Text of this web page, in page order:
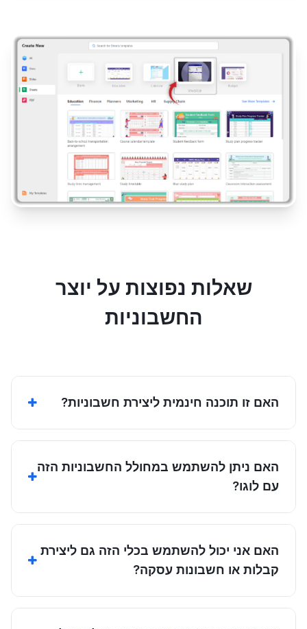
שאלות נפוצות על יוצר
החשבוניות
האם זו תוכנה חינמית ליצירת חשבוניות?
האם ניתן להשתמש במחולל החשבוניות הזה
עם לוגו?
האם אני יכול להשתמש בכלי הזה גם ליצירת
קבלות או חשבונות עסקה?